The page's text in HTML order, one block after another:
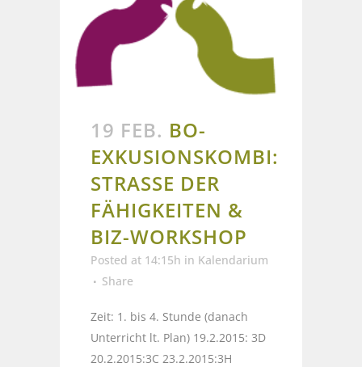
19 FEB. BO-
EXKUSIONSKOMBI:
STRASSE DER F
ÄHIGKEITEN & B
IZ-WORKSHOP
Posted at 14:15h in Kalendarium
Share
Zeit: 1. bis 4. Stunde (danach
Unterricht lt. Plan) 19.2.2015: 3D
20.2.2015:3C 23.2.2015:3H